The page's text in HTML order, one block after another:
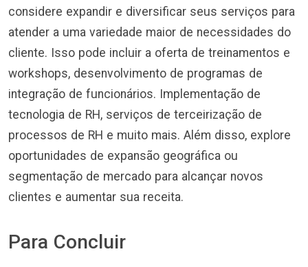
considere expandir e diversificar seus serviços para
atender a uma variedade maior de necessidades do
cliente. Isso pode incluir a oferta de treinamentos e
workshops, desenvolvimento de programas de
integração de funcionários. Implementação de
tecnologia de RH, serviços de terceirização de
processos de RH e muito mais. Além disso, explore
oportunidades de expansão geográfica ou
segmentação de mercado para alcançar novos
clientes e aumentar sua receita.
Para Concluir